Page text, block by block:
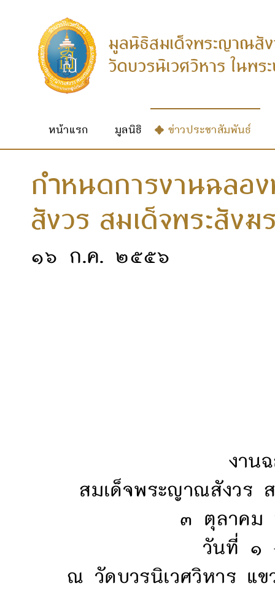
หน้าแรก มูลนิธิ ข่าวประชาสัมพันธ์
กำหนดการงานฉลอ
สังวร สมเด็จพระสัง
๑๖ ก.ค. ๒๕๕๖
งาน
สมเด็จพระญาณสังวร
๓ ตุลาคม
วันที่ ๑
ณ วัดบวรนิเวศวิหาร แข